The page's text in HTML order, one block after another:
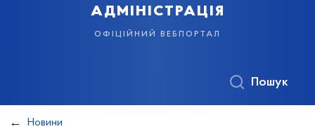
адміністрація
офіційний вебпортал
Пошук
Новини